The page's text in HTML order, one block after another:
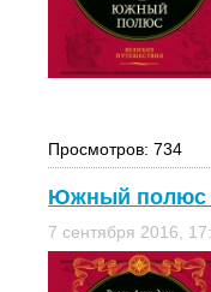
Просмотров: 734
Южный полюс -
7 сентября 2016,